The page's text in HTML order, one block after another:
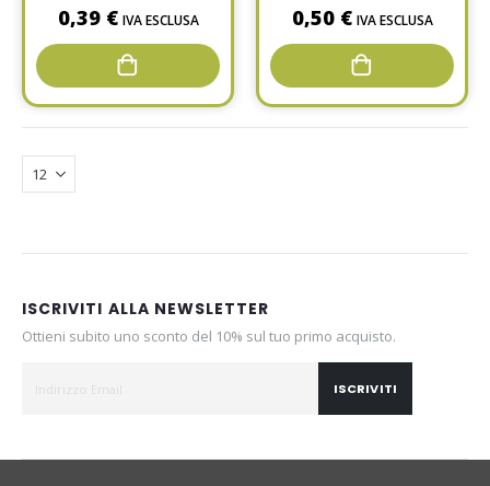
0,39 € IVA ESCLUSA 0,50 € IVA ESCLUSA
ISCRIVITI ALLA NEWSLETTER
Ottieni subito uno sconto del 10% sul tuo primo acquisto.
ISCRIVITI